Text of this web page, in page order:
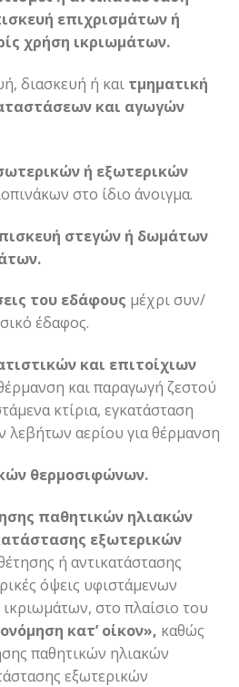
επιχρισμάτων ή
χρήση ικριωμάτων.
διασκευή ή και τμηματική
και αγωγών
ή εξωτερικών
στο ίδιο άνοιγμα.
στεγών ή δωμάτων
του εδάφους μέχρι συν/
έδαφος.
και επιτοίχιων
και παραγωγή ζεστού
κτίρια, εγκατάσταση
λεβήτων αερίου για θέρμανση
θερμοσιφώνων.
παθητικών ηλιακών
εξωτερικών
ή αντικατάστασης
όψεις υφιστάμενων
στο πλαίσιο του
κατ’ οίκον», καθώς
παθητικών ηλιακών
εξωτερικών